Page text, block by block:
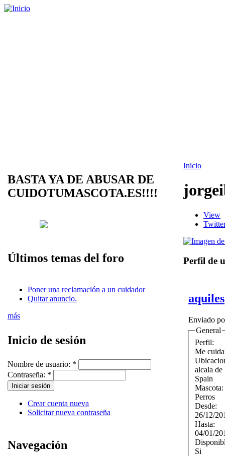
BASTA YA DE ABUSAR DE
CUIDOTUMASCOTA.ES!!!!
Últimos temas del foro
Poner una reclamación a un cuidador
Quitar anuncio.
más
Inicio de sesión
Nombre de usuario: *
Contraseña: *
Crear cuenta nueva
Solicitar nueva contraseña
Navegación
Inicio
View
Perfil de
aquiles
Enviado
General
Perfil:
Me
alcala de
Spain
Mascota:
Perros
Desde:
26/12/
Hasta:
04/01/
Si